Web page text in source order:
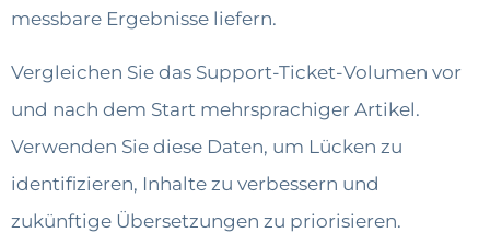
messbare Ergebnisse liefern.
Vergleichen Sie das Support-Ticket-Volumen vor
und nach dem Start mehrsprachiger Artikel.
Verwenden Sie diese Daten, um Lücken zu
identifizieren, Inhalte zu verbessern und
zukünftige Übersetzungen zu priorisieren.